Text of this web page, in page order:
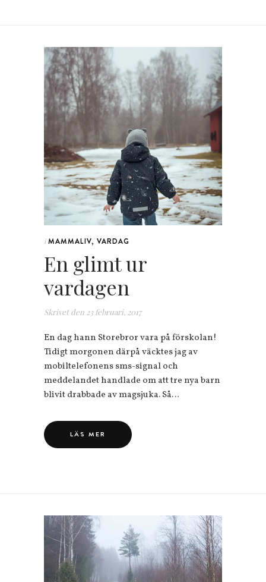
i MAMMALIV, VARDAG
En glimt ur
vardagen
Skrivet den 23 februari, 2017
En dag hann Storebror vara på förskolan!
Tidigt morgonen därpå väcktes jag av
mobiltelefonens sms-signal och
meddelandet handlade om att tre nya barn
blivit drabbade av magsjuka. Så…
LÄS MER